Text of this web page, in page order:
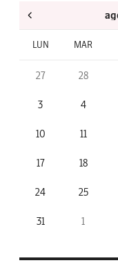
LUN MAR
27 28
3 4
10 11
17 18
24 25
31 1